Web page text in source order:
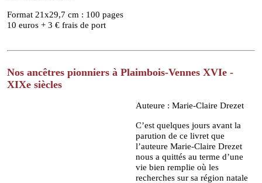
Format 21x29,7 cm : 100 pages
10 euros + 3 € frais de port
Nos ancêtres pionniers à Plaimbois-Vennes XVIe -
XIXe siècles
Auteure : Marie-Claire Drezet
C’est quelques jours avant la
parution de ce livret que
l’auteure Marie-Claire Drezet
nous a quittés au terme d’une
vie bien remplie où les
recherches sur sa région natale